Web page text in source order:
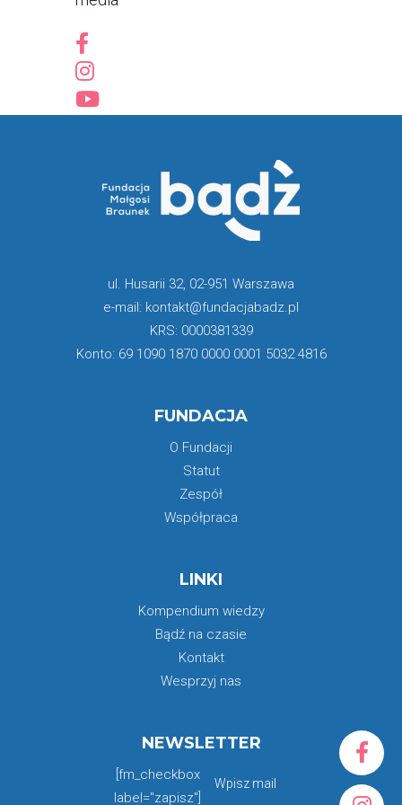
ul. Husarii 32, 02-951 Warszawa
e-mail: kontakt@fundacjabadz.pl
KRS: 0000381339
Konto: 69 1090 1870 0000 0001 5032 4816
FUNDACJA
O Fundacji
Statut
Zespół
Współpraca
LINKI
Kompendium wiedzy
Bądź na czasie
Kontakt
Wesprzyj nas
NEWSLETTER
[fm_checkbox
label="zapisz"]